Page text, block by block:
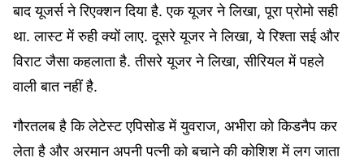
बाद यूजर्स ने रिएक्शन दिया है. एक यूजर ने लिखा, पूरा प्रोमो सही
था. लास्ट में रुही क्यों लाए. दूसरे यूजर ने लिखा, ये रिश्ता सई और
विराट जैसा कहलाता है. तीसरे यूजर ने लिखा, सीरियल में पहले
वाली बात नहीं है.
गौरतलब है कि लेटेस्ट एपिसोड में युवराज, अभीरा को किडनैप कर
लेता है और अरमान अपनी पत्नी को बचाने की कोशिश में लग जाता